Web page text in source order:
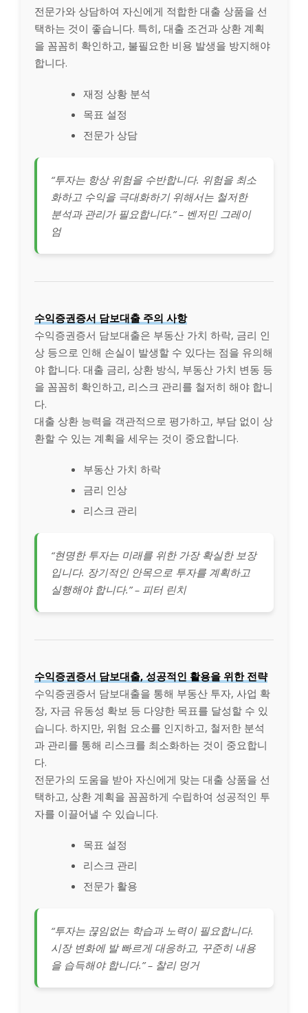
전문가와 상담하여 자신에게 적합한 대출 상품을 선
택하는 것이 좋습니다. 특히, 대출 조건과 상환 계획
을 꼼꼼히 확인하고, 불필요한 비용 발생을 방지해야
합니다.
재정 상황 분석
목표 설정
전문가 상담
“투자는 항상 위험을 수반합니다. 위험을 최소
화하고 수익을 극대화하기 위해서는 철저한
분석과 관리가 필요합니다.” – 벤저민 그레이
엄
수익증권증서 담보대출 주의 사항
수익증권증서 담보대출은 부동산 가치 하락, 금리 인
상 등으로 인해 손실이 발생할 수 있다는 점을 유의해
야 합니다. 대출 금리, 상환 방식, 부동산 가치 변동 등
을 꼼꼼히 확인하고, 리스크 관리를 철저히 해야 합니
다.
대출 상환 능력을 객관적으로 평가하고, 부담 없이 상
환할 수 있는 계획을 세우는 것이 중요합니다.
부동산 가치 하락
금리 인상
리스크 관리
“현명한 투자는 미래를 위한 가장 확실한 보장
입니다. 장기적인 안목으로 투자를 계획하고
실행해야 합니다.” – 피터 린치
수익증권증서 담보대출, 성공적인 활용을 위한 전략
수익증권증서 담보대출을 통해 부동산 투자, 사업 확
장, 자금 유동성 확보 등 다양한 목표를 달성할 수 있
습니다. 하지만, 위험 요소를 인지하고, 철저한 분석
과 관리를 통해 리스크를 최소화하는 것이 중요합니
다.
전문가의 도움을 받아 자신에게 맞는 대출 상품을 선
택하고, 상환 계획을 꼼꼼하게 수립하여 성공적인 투
자를 이끌어낼 수 있습니다.
목표 설정
리스크 관리
전문가 활용
“투자는 끊임없는 학습과 노력이 필요합니다.
시장 변화에 발 빠르게 대응하고, 꾸준히 내용
을 습득해야 합니다.” – 찰리 멍거